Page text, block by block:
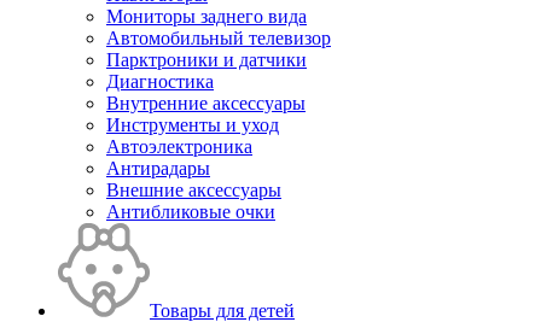
Мониторы заднего вида
Автомобильный телевизор
Парктроники и датчики
Диагностика
Внутренние аксессуары
Инструменты и уход
Автоэлектроника
Антирадары
Внешние аксессуары
Антибликовые очки
Товары для детей